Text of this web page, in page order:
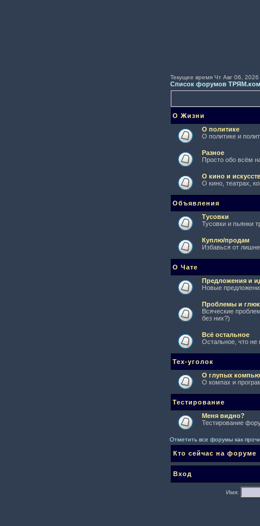
Текущее время Чт Авг 06,
Список форумов ТРЯМ.ком
О Жизни
О политике
О политике и
Разное
Просто обо всём
О кино и
О кино, театрах,
Объявления
Тусовки
Тусовки и пьянки
Куплю/продам
Избавься от
О Чате
Предложения и
Новые
Проблемы и
Всяческие
без них?)
Всё остальное
Остальное, что не
Тех-уголок
О глупых
О компах и
Тестирование
Меня видно?
Тестирование
Отметить все форумы как
Кто сейчас на форуме
Вход
Имя: